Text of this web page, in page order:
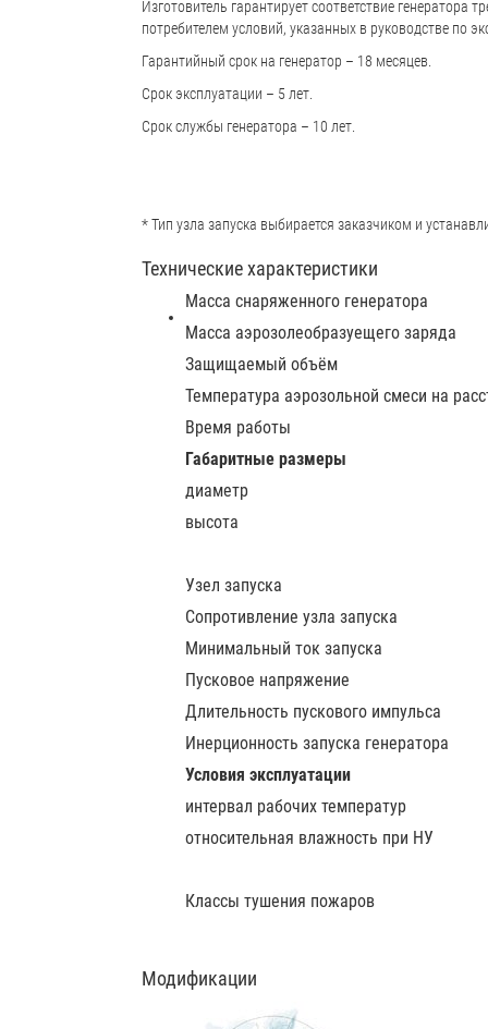
Изготовитель гарантирует соответствие
потребителем условий, указанных в руководстве по
Гарантийный срок на генератор – 18 месяцев.
Срок эксплуатации – 5 лет.
Срок службы генератора – 10 лет.
* Тип узла запуска выбирается заказчиком и
Технические характеристики
Масса снаряженного генератора
Масса аэрозолеобразуещего заряда
Защищаемый объём
Температура аэрозольной смеси на
Время работы
Габаритные размеры
диаметр
высота
Узел запуска
Сопротивление узла запуска
Минимальный ток запуска
Пусковое напряжение
Длительность пускового импульса
Инерционность запуска генератора
Условия эксплуатации
интервал рабочих температур
относительная влажность при НУ
Классы тушения пожаров
Модификации